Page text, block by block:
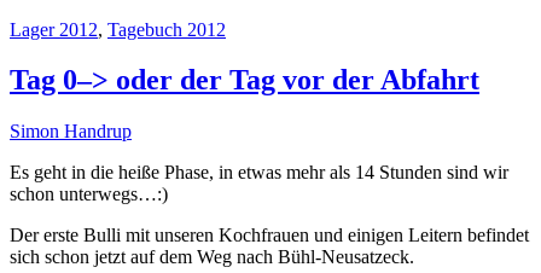
Lager 2012, Tagebuch 2012
Tag 0–> oder der Tag vor der Abfahrt
Simon Handrup
Es geht in die heiße Phase, in etwas mehr als 14 Stunden sind wir
schon unterwegs…:)
Der erste Bulli mit unseren Kochfrauen und einigen Leitern befindet
sich schon jetzt auf dem Weg nach Bühl-Neusatzeck.